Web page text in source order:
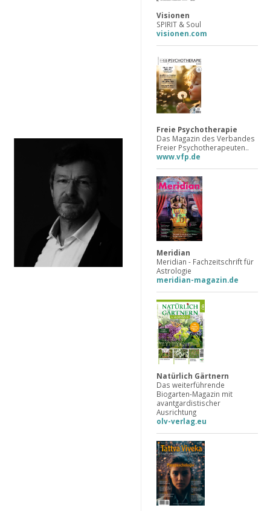
Visionen
SPIRIT & Soul
visionen.com
Freie Psychotherapie
Das Magazin des Verbandes
Freier Psychotherapeuten..
www.vfp.de
Meridian
Meridian - Fachzeitschrift für
Astrologie
meridian-magazin.de
Natürlich Gärtnern
Das weiterführende
Biogarten-Magazin mit
avantgardistischer
Ausrichtung
olv-verlag.eu